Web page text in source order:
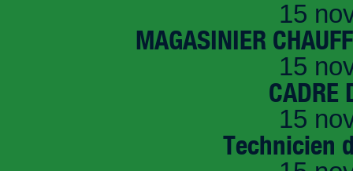
15
MAGASINIER
15
CADRE
15
Technicien